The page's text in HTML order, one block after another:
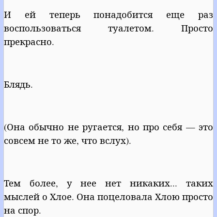
И ей теперь понадобится еще раз
воспользоваться туалетом. Просто
прекрасно.
Блядь.
(Она обычно не ругается, но про себя — это
совсем не то же, что вслух).
Тем более, у нее нет никаких... таких
мыслей о Хлое. Она поцеловала Хлою просто
на спор.